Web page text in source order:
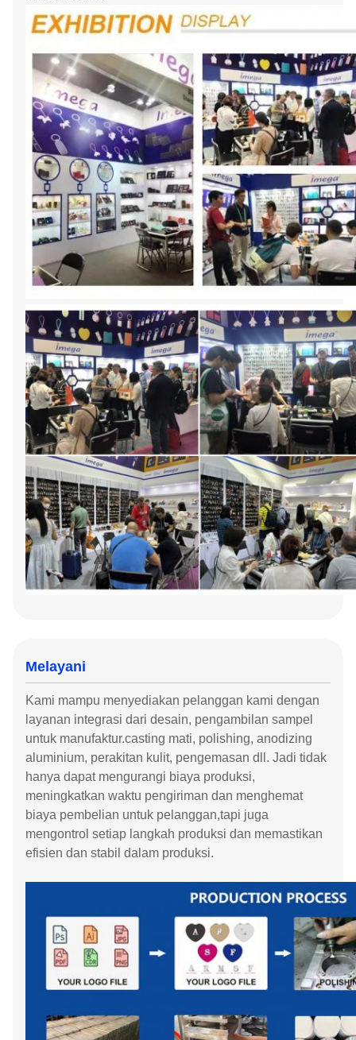
Melayani
Kami mampu menyediakan pelanggan kami dengan
layanan integrasi dari desain, pengambilan sampel
untuk manufaktur.casting mati, polishing, anodizing
aluminium, perakitan kulit, pengemasan dll. Jadi tidak
hanya dapat mengurangi biaya produksi,
meningkatkan waktu pengiriman dan menghemat
biaya pembelian untuk pelanggan,tapi juga
mengontrol setiap langkah produksi dan memastikan
efisien dan stabil dalam produksi.